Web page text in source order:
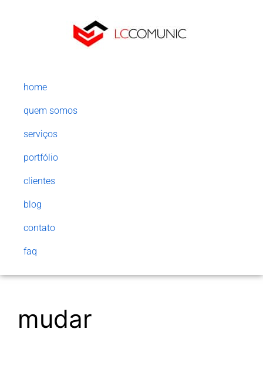
home
quem somos
serviços
portfólio
clientes
blog
contato
faq
mudar